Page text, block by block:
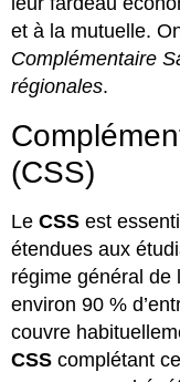
et à la mutuelle.
Complémentaire
régionales.
(CSS)
Le CSS est
étendues aux
régime général de
environ 90 %
couvre
CSS complétant